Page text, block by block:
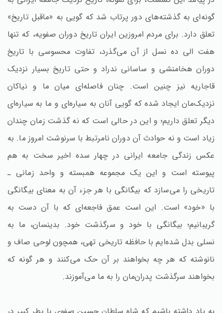
گونه‌ای به گذشته‌های دور پرتاب شد که گویی به «ماقبل تاریخ»
تعلق دارد. برای مردم امروزین ایران تاریخ دوران صفویه، که تنها
هفت الی ده نسل از آن می‌گذرد، تفاوت محسوسی با تاریخ
دوران هخامنشی و ساسانی ندراد و حتی تاریخ بسیار نزدیک
قاجاریه نیز چنین است. چنان فاصله‌ای میان ما و نیاکان
نزدیک‌مان ایجاد شده که گویی آنان به سیاره‌ای و ما به سیاره‌ای
دیگر تعلق داریم؛ و این در حالی است که نه گذشت زمان چندان
زیاد است و نه حوادث آن دوران نامرتبط با سرنوشت امروز ما. به
عکس زندگی جامعه ایرانی در چهار سده اخیر سخت به هم
پیوسته است و این یک مجموعه همبسته و واحد زمانی ـ
تاریخی را می‌سازد که بیگانگی با هر جزء آن به معنای بیگانگی
با «خود» است. این است عمق فاجعه‌ای که با آن دست به
گریبانیم؛ بیگانگی با خود و سرگذشت خود. بدینسان، ما به
نسلی بدل شده‌ایم با حافظه تاریخی تهی، همچون لوحی صاف و
نانوشته که هر چه بخواهند بر آن حک می‌کنند و هر گونه که
بخواهند سرگذشت پدران‌مان را به ما می‌آموزند.